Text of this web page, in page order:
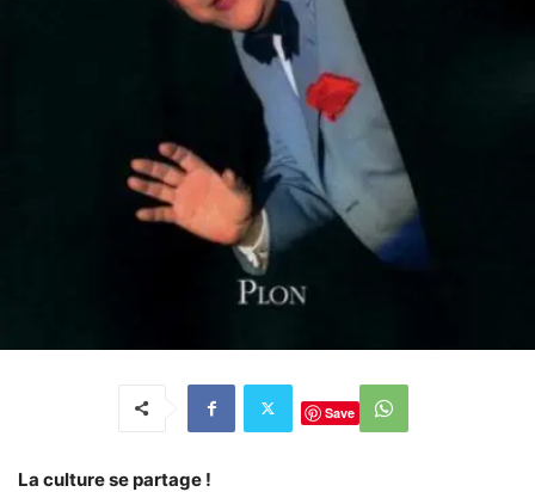
Save
La culture se partage !